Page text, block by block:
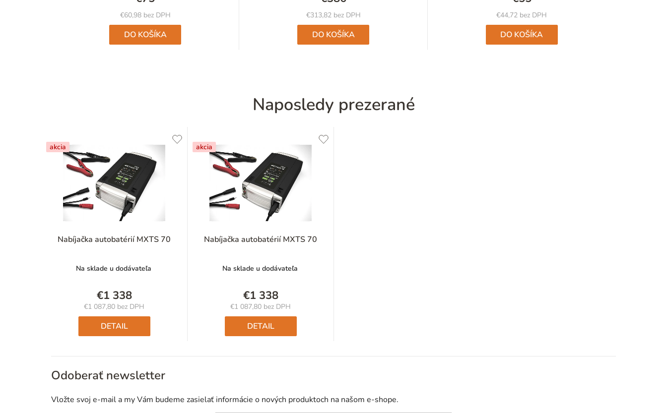
€60,98 bez DPH
DO KOŠÍKA
€313,82 bez DPH
DO KOŠÍKA
z
5
hviezdičiek.
€44,72 bez DPH
DO KOŠÍKA
Naposledy prezerané
akcia
Nabíjačka autobatérií MXTS 70
Na sklade u dodávateľa
€1 338
€1 087,80 bez DPH
Jednotková
cena:
DETAIL
akcia
Nabíjačka autobatérií MXTS 70
Na sklade u dodávateľa
€1 338
€1 087,80 bez DPH
Jednotková
cena:
DETAIL
Odoberať newsletter
Vložte svoj e-mail a my Vám budeme zasielať informácie o nových produktoch na našom e-shope.